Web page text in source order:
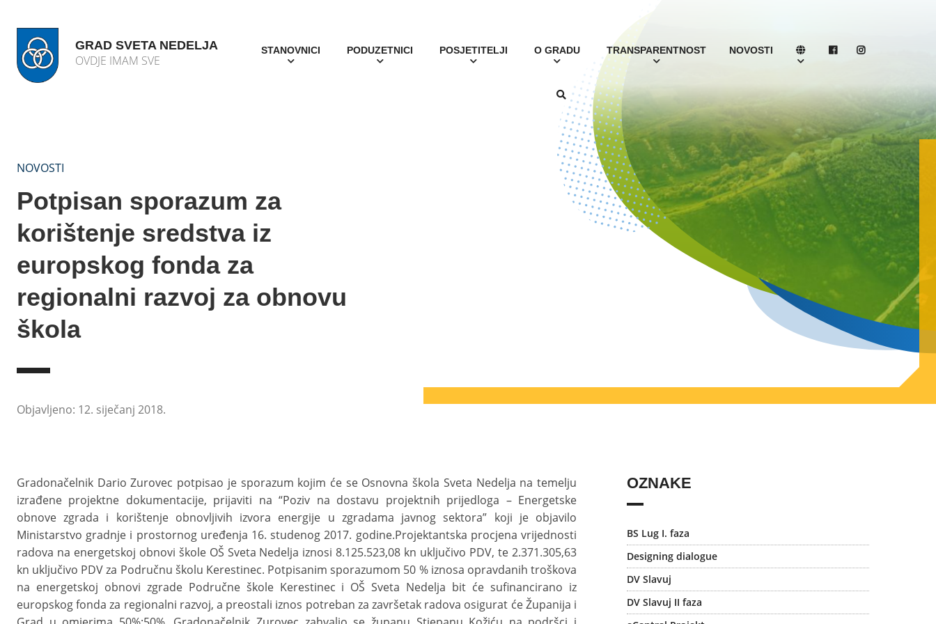
GRAD SVETA NEDELJA
OVDJE IMAM SVE
STANOVNICI PODUZETNICI POSJETITELJI O GRADU TRANSPARENTNOST NOVOSTI
NOVOSTI
Potpisan sporazum za
korištenje sredstva iz
europskog fonda za
regionalni razvoj za obnovu
škola
Objavljeno: 12. siječanj 2018.
Gradonačelnik Dario Zurovec potpisao je sporazum kojim će se Osnovna škola Sveta Nedelja na temelju
izrađene projektne dokumentacije, prijaviti na “Poziv na dostavu projektnih prijedloga – Energetske
obnove zgrada i korištenje obnovljivih izvora energije u zgradama javnog sektora” koji je objavilo
Ministarstvo gradnje i prostornog uređenja 16. studenog 2017. godine.Projektantska procjena vrijednosti
radova na energetskoj obnovi škole OŠ Sveta Nedelja iznosi 8.125.523,08 kn uključivo PDV, te 2.371.305,63
kn uključivo PDV za Područnu školu Kerestinec. Potpisanim sporazumom 50 % iznosa opravdanih troškova
na energetskoj obnovi zgrade Područne škole Kerestinec i OŠ Sveta Nedelja bit će sufinancirano iz
europskog fonda za regionalni razvoj, a preostali iznos potreban za završetak radova osigurat će Županija i
OZNAKE
BS Lug I. faza
Designing dialogue
DV Slavuj
DV Slavuj II faza